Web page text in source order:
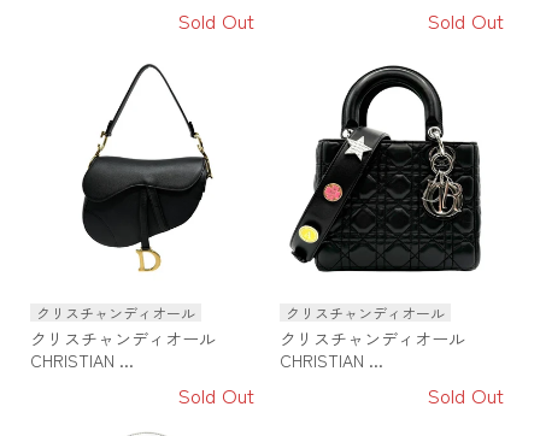
Sold Out Sold Out
クリスチャンディオール
クリスチャンディオール
CHRISTIAN ...
Sold Out
クリスチャンディオール
クリスチャンディオール
CHRISTIAN ...
Sold Out